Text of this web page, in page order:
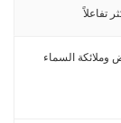
تفاعلاً
وملائكة السماء